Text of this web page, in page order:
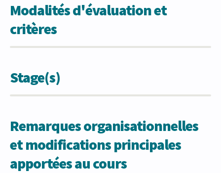
Modalités d'évaluation et
critères
Stage(s)
Remarques organisationnelles
et modifications principales
apportées au cours